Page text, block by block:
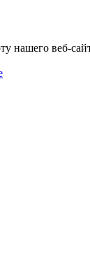
веб-